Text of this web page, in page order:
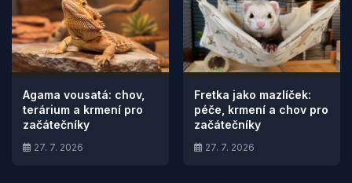
Agama vousatá: chov,
terárium a krmení pro
začátečníky
27. 7. 2026
Fretka jako mazlíček:
péče, krmení a chov pro
začátečníky
27. 7. 2026